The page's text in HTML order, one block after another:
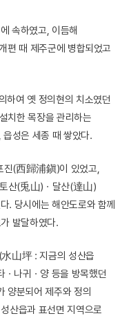
속하였고, 이듬해
편 때 제주군에 병합되었고
하여 옛 정의현의 치소였던
치한 목장을 관리하는
성은 세종 때 쌓았다.
진(西歸浦鎭)이 있었고,
산(兎山)ㆍ달산(達山)
. 당시에는 해안도로와 함께
발달하였다.
水山坪 : 지금의 성산읍
ㆍ나귀ㆍ양 등을 방목했던
양분되어 제주와 정의
산읍과 표선면 지역으로